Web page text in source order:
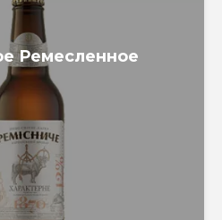
Ремесленное